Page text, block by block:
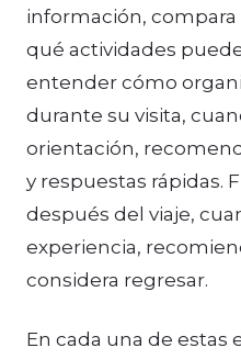
información,
qué actividades
entender cómo
durante su visita,
orientación,
y respuestas rápidas.
después del viaje,
experiencia,
considera regresar.
En cada una de estas